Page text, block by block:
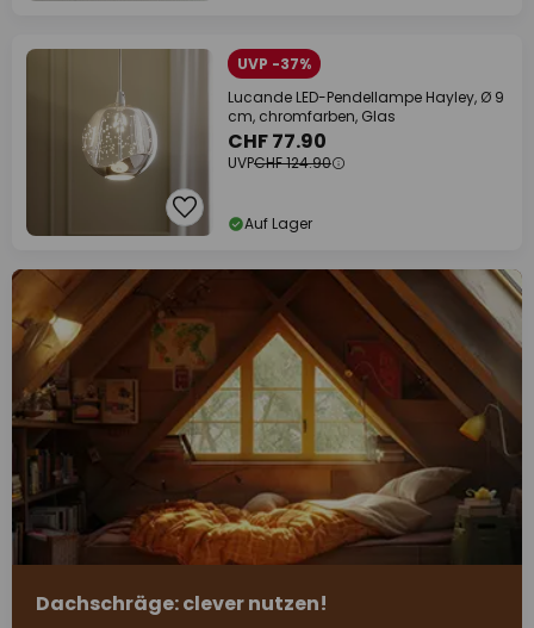
UVP -37%
Lucande LED-Pendellampe Hayley, Ø 9
cm, chromfarben, Glas
CHF 77.90
UVPCHF 124.90
Auf Lager
Dachschräge: clever nutzen!